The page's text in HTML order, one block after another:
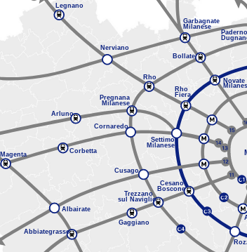
Gaggiano
Albairate
Abbiategrasso
Trezzano
sul Naviglio
Corbetta
Cusago
Cesano
Boscone
Settimo
Milanese
Magenta
Arluno
Cornaredo
Pregnana
Milanese
Rho
Rho
Fiera
Nerviano
Legnano
Garbagnate
Milanese
Paderno
Bollate
Novate